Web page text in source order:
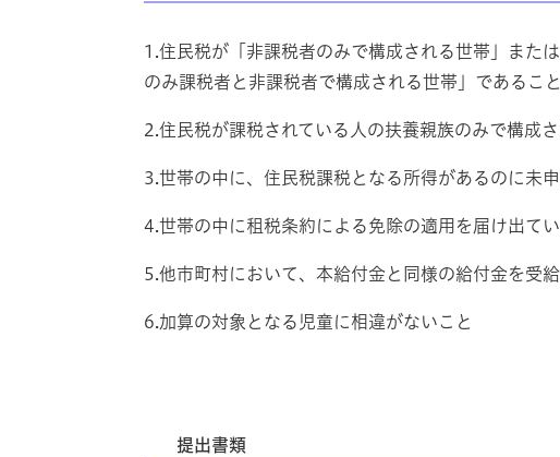
1.住民税が「非課税者のみで構成される世帯」また
のみ課税者と非課税者で構成される世帯」であること
2.住民税が課税されている人の扶養親族のみで構成
3.世帯の中に、住民税課税となる所得があるのに未
4.世帯の中に租税条約による免除の適用を届け出て
5.他市町村において、本給付金と同様の給付金を受
6.加算の対象となる児童に相違がないこと
提出書類